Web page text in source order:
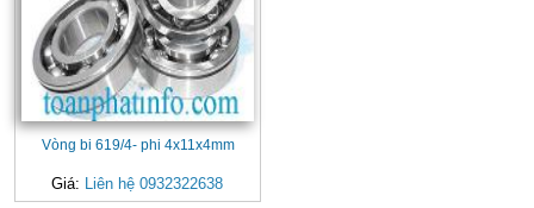
Vòng bi 619/4- phi 4x11x4mm
Giá: Liên hệ 0932322638